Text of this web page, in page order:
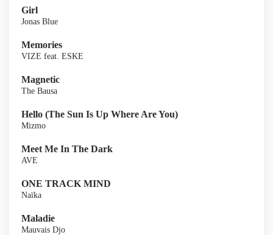
Girl
Jonas Blue
Memories
VIZE feat. ESKE
Magnetic
The Bausa
Hello (The Sun Is Up Where Are You)
Mizmo
Meet Me In The Dark
AVE
ONE TRACK MIND
Naïka
Maladie
Mauvais Djo